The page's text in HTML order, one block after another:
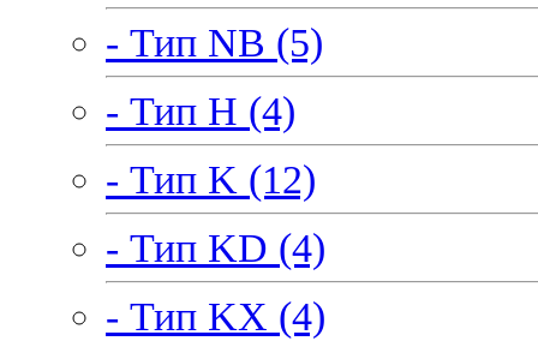
- Тип NB (5)
- Тип H (4)
- Тип K (12)
- Тип KD (4)
- Тип KX (4)